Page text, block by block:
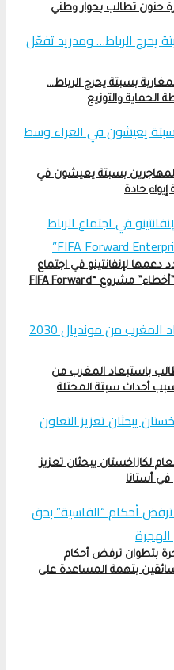
حنون تطالب بحوار وطني
بسبتة يحرج الرباط…
والتوزيع
بسبتة يعيشون في
حادة
دعمها لإنفانتينو في اجتماع
الرباط وتعترف بـ”أخطاء” مشروع “FIFA Forward
باستبعاد المغرب من
لكازاخستان يبحثان تعزيز
في أستانا
بتطوان ترفض أحكام
بتهمة المساعدة على